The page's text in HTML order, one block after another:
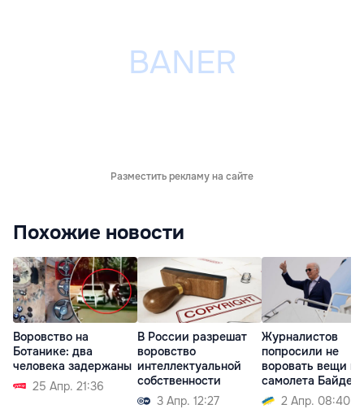
Разместить рекламу на сайте
Похожие новости
Воровство на
Ботанике: два
человека задержаны
25 Апр. 21:36
В России разрешат
воровство
интеллектуальной
собственности
3 Апр. 12:27
Журналистов
попросили не
воровать вещи из
самолета
2 Апр. 08:40